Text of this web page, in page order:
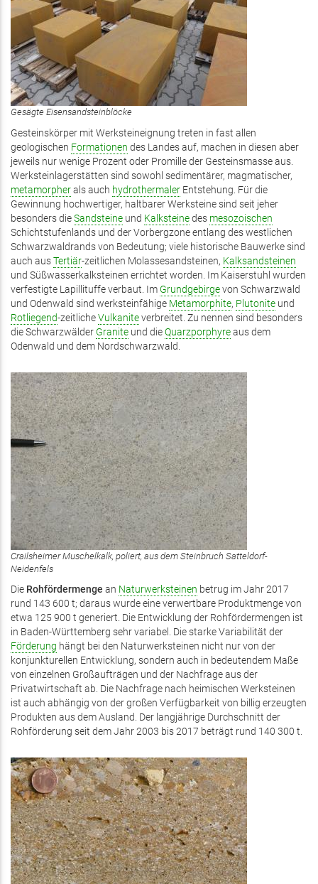
Gesägte Eisensandsteinblöcke
Gesteinskörper mit Werksteineignung treten in fast allen
geologischen Formationen des Landes auf, machen in diesen aber
jeweils nur wenige Prozent oder Promille der Gesteinsmasse aus.
Werksteinlagerstätten sind sowohl sedimentärer, magmatischer,
metamorpherals auch hydrothermaler Entstehung. Für die
Gewinnung hochwertiger, haltbarer Werksteine sind seit jeher
besonders dieSandsteine und Kalksteinedes mesozoischen
Schichtstufenlands und der Vorbergzone entlang des westlichen
Schwarzwaldrands von Bedeutung; viele historische Bauwerke sind
auch ausTertiär-zeitlichen Molassesandsteinen, Kalksandsteinen
und Süßwasserkalksteinen errichtet worden. Im Kaiserstuhl wurden
verfestigte Lapillituffe verbaut. Im Grundgebirgevon Schwarzwald
und Odenwald sind werksteinfähige Metamorphite, Plutonite und
Rotliegend-zeitlicheVulkaniteverbreitet. Zu nennen sind besonders
die Schwarzwälder Granite und dieQuarzporphyreaus dem
Odenwald und dem Nordschwarzwald.
Crailsheimer Muschelkalk, poliert, aus dem Steinbruch Satteldorf-
Neidenfels
Die Rohfördermenge an Naturwerksteinen betrug im Jahr 2017
rund 143 600 t; daraus wurde eine verwertbare Produktmenge von
etwa 125 900 t generiert. Die Entwicklung der Rohfördermengen ist
in Baden-Württemberg sehr variabel. Die starke Variabilität der
Förderung hängt bei den Naturwerksteinen nicht nur von der
konjunkturellen Entwicklung, sondern auch in bedeutendem Maße
von einzelnen Großaufträgen und der Nachfrage aus der
Privatwirtschaft ab. Die Nachfrage nach heimischen Werksteinen
ist auch abhängig von der großen Verfügbarkeit von billig erzeugten
Produkten aus dem Ausland. Der langjährige Durchschnitt der
Rohförderung seit dem Jahr 2003 bis 2017 beträgt rund 140 300 t.